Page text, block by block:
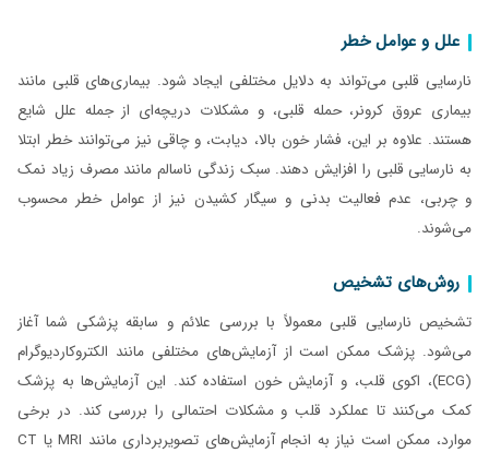
علل و عوامل خطر
نارسایی قلبی می‌تواند به دلایل مختلفی ایجاد شود. بیماری‌های قلبی مانند
بیماری عروق کرونر، حمله قلبی، و مشکلات دریچه‌ای از جمله علل شایع
هستند. علاوه بر این، فشار خون بالا، دیابت، و چاقی نیز می‌توانند خطر ابتلا
به نارسایی قلبی را افزایش دهند. سبک زندگی ناسالم مانند مصرف زیاد نمک
و چربی، عدم فعالیت بدنی و سیگار کشیدن نیز از عوامل خطر محسوب
می‌شوند.
روش‌های تشخیص
تشخیص نارسایی قلبی معمولاً با بررسی علائم و سابقه پزشکی شما آغاز
می‌شود. پزشک ممکن است از آزمایش‌های مختلفی مانند الکتروکاردیوگرام
(ECG)، اکوی قلب، و آزمایش خون استفاده کند. این آزمایش‌ها به پزشک
کمک می‌کنند تا عملکرد قلب و مشکلات احتمالی را بررسی کند. در برخی
موارد، ممکن است نیاز به انجام آزمایش‌های تصویربرداری مانند MRI یا CT